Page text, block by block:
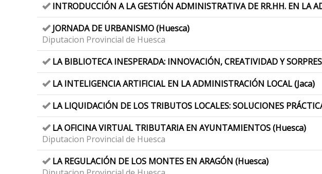
INTRODUCCIÓN A LA GESTIÓN ADMINISTRATIVA DE RR.HH. EN LA
JORNADA DE URBANISMO (Huesca)
Diputacion Provincial de Huesca
LA BIBLIOTECA INESPERADA: INNOVACIÓN, CREATIVIDAD Y
LA INTELIGENCIA ARTIFICIAL EN LA ADMINISTRACIÓN LOCAL (Jaca)
LA LIQUIDACIÓN DE LOS TRIBUTOS LOCALES: SOLUCIONES
LA OFICINA VIRTUAL TRIBUTARIA EN AYUNTAMIENTOS (Huesca)
Diputacion Provincial de Huesca
LA REGULACIÓN DE LOS MONTES EN ARAGÓN (Huesca)